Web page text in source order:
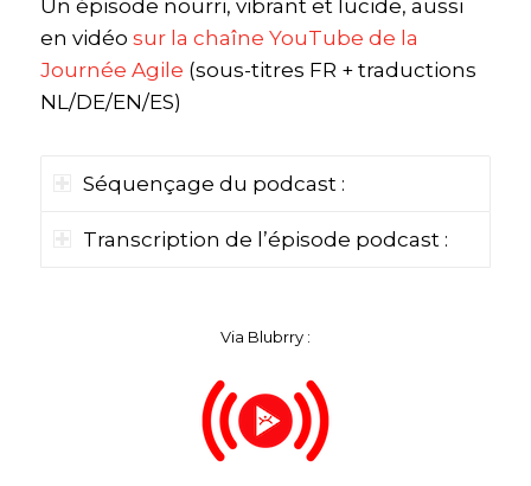
Un épisode nourri, vibrant et lucide, aussi
en vidéo sur la chaîne YouTube de la
Journée Agile (sous-titres FR + traductions
NL/DE/EN/ES)
Séquençage du podcast :
Transcription de l’épisode podcast :
Via Blubrry :